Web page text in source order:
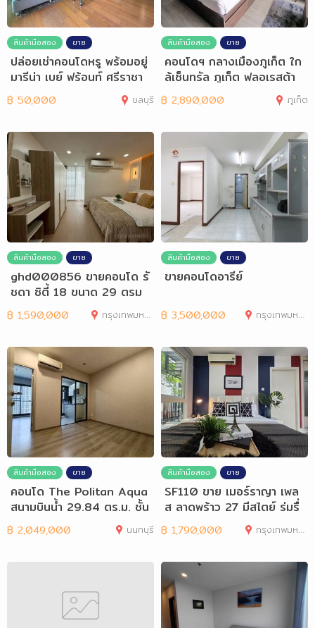
สินค้ามือสอง ขาย
ปล่อยเช่าคอนโดหรู พร้อมอยู่
มารีน่า เบย์ ฟร้อนท์ ศรีราชา
฿ 50,000 ชลบุรี
สินค้ามือสอง ขาย
คอนโดฯ กลางเมืองภูเก็ต ใก
ล้เซ็นทรัล ภูเก็ต ฟลอเรสต้า
฿ 2,890,000 ภูเก็ต
สินค้ามือสอง ขาย
ghd000856 ขายคอนโด รั
ชดา ซิตี้ 18 ขนาด 29 ตรม
1นอน 1น้ำ
฿ 1,590,000 กรุงเทพมหานคร
สินค้ามือสอง ขาย
ขายคอนโดอารีย์
฿ 3,500,000 กรุงเทพมหานคร
สินค้ามือสอง ขาย
คอนโด The Politan Aqua
สนามบินน้ำ 29.84 ตร.ม. ชั้น
19
฿ 2,049,000 นนทบุรี
สินค้ามือสอง ขาย
SF110 ขาย เมอร์ราญา เพล
ส ลาดพร้าว 27 มีสไตย์ ร่มรื่
น
฿ 1,790,000 กรุงเทพมหานคร